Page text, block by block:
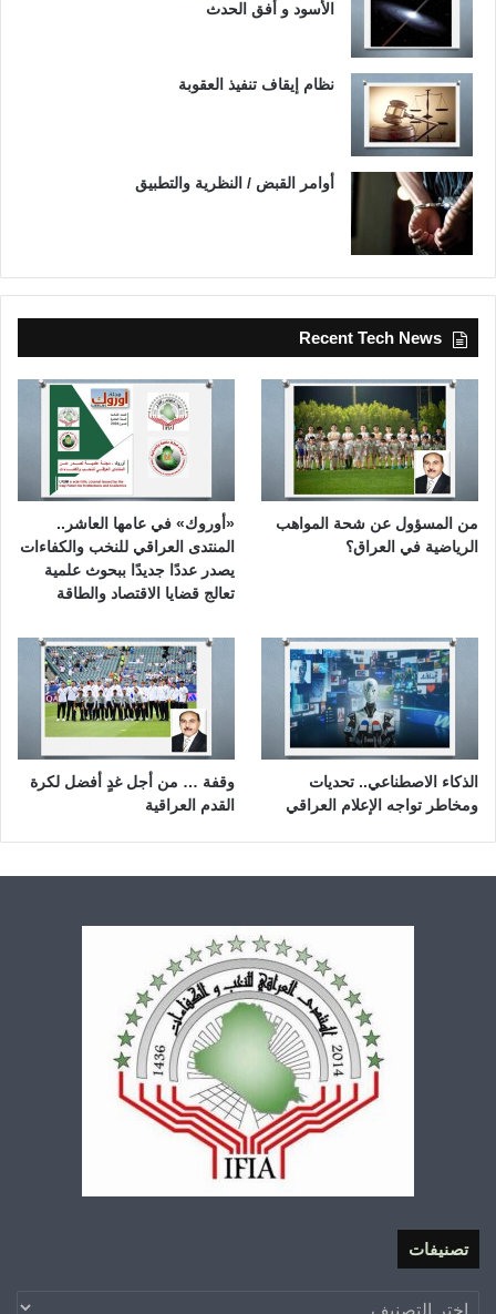
الأسود و أفق الحدث
نظام إيقاف تنفيذ العقوبة
أوامر القبض / النظرية والتطبيق
Recent Tech News
من المسؤول عن شحة المواهب
الرياضية في العراق؟
«أوروك» في عامها العاشر..
المنتدى العراقي للنخب والكفاءات
يصدر عددًا جديدًا ببحوث علمية
تعالج قضايا الاقتصاد والطاقة
الذكاء الاصطناعي.. تحديات
ومخاطر تواجه الإعلام العراقي
وقفة … من أجل غدٍ أفضل لكرة
القدم العراقية
تصنيفات
تصنيفات